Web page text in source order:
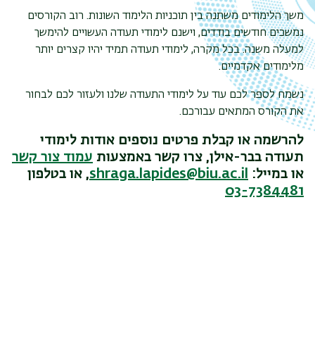
משך הלימודים משתנה בין תוכניות הלימוד השונות. רוב הקורסים
נמשכים חודשים בודדים, וישנם לימודי תעודה העשויים להימשך
למעלה משנה. בכל מקרה, לימודי תעודה תמיד יהיו קצרים יותר
מלימודים אקדמיים.
נשמח לספר לכם עוד על לימודי התעודה שלנו ולעזור לכם לבחור
את הקורס המתאים עבורכם.
להרשמה או קבלת פרטים נוספים אודות לימודי
תעודה בבר-אילן, צרו קשר באמצעות עמוד צור קשר
או במייל:
shraga.lapides@biu.ac.il, או בטלפון
03-7384481